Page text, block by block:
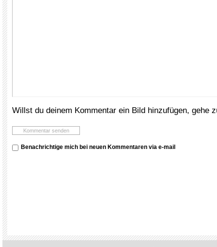
Willst du deinem Kommentar ein Bild hinzufügen, gehe
Benachrichtige mich bei neuen Kommentaren via e-mail